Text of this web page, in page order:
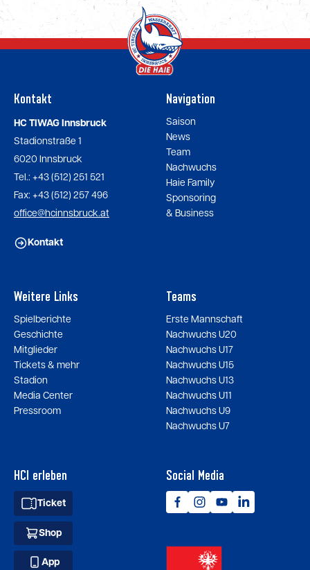
Kontakt
HC TIWAG Innsbruck
Stadionstraße 1
6020 Innsbruck
Tel.: +43 (512) 251 521
Fax: +43 (512) 257 496
office@hcinnsbruck.at
Kontakt
Navigation
Saison
News
Team
Nachwuchs
Haie Family
Sponsoring
& Business
Weitere Links
Spielberichte
Geschichte
Mitglieder
Tickets & mehr
Stadion
Media Center
Pressroom
Teams
Erste Mannschaft
Nachwuchs U20
Nachwuchs U17
Nachwuchs U15
Nachwuchs U13
Nachwuchs U11
Nachwuchs U9
Nachwuchs U7
HCI erleben
Ticket
Shop
App
Social Media